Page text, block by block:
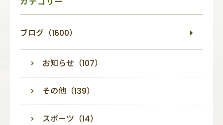
ブログ（1600）
お知らせ（107）
その他（139）
スポーツ（14）